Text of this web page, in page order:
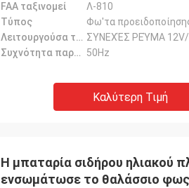
FAA ταξινομεί
Λ-810
Τύπος
Φω'τα
Λειτουργούσα τάση ΣΥΝΕΧΈΣ ΡΕΎΜΑ
Συχνότητα παροχής ηλεκτρικού ρεύματος
50Hz
Καλύτερη Τιμή
Η μπαταρία σιδήρου ηλιακού
ενσωμάτωσε το θαλάσσιο φως